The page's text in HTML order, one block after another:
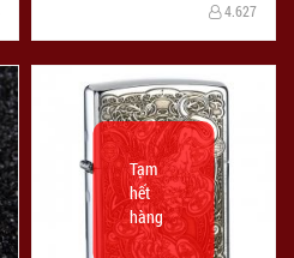
4.627
Tạm
hết
hàng